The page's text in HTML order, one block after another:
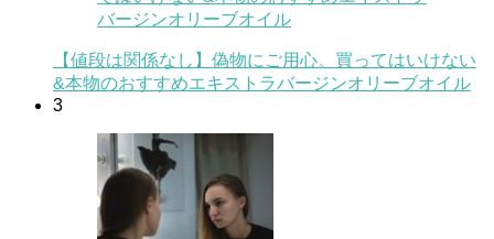
【値段は関係なし】偽物にご用心。買ってはいけない
&本物のおすすめエキストラバージンオリーブオイル
3